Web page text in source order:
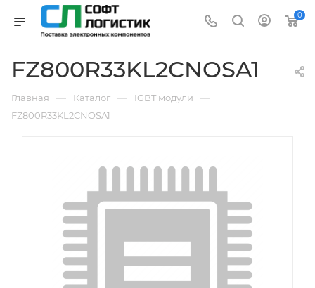
0
FZ800R33KL2CNOSA1
Главная — Каталог — IGBT модули —
FZ800R33KL2CNOSA1